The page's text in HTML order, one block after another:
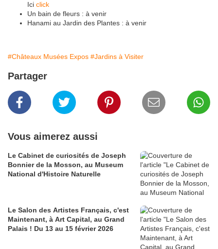
Ici click
Un bain de fleurs : à venir
Hanami au Jardin des Plantes : à venir
#Châteaux Musées Expos #Jardins à Visiter
Partager
Vous aimerez aussi
Le Cabinet de curiosités de Joseph
Bonnier de la Mosson, au Museum
National d'Histoire Naturelle
Le Salon des Artistes Français, c'est
Maintenant, à Art Capital, au Grand
Palais ! Du 13 au 15 février 2026